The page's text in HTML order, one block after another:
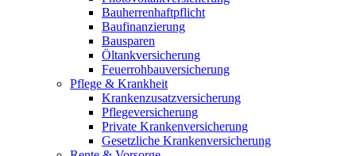
Bauherrenhaftpflicht
Baufinanzierung
Bausparen
Öltankversicherung
Feuerrohbauversicherung
Pflege & Krankheit
Krankenzusatzversicherung
Pflegeversicherung
Private Krankenversicherung
Gesetzliche Krankenversicherung